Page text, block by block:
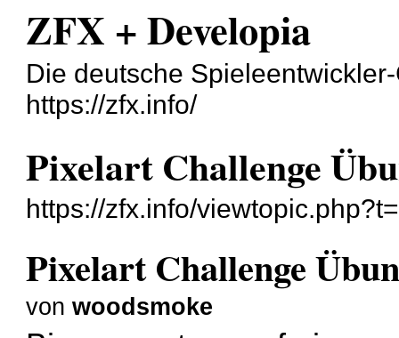
ZFX + Developia
Die deutsche
https://zfx.info/
Pixelart Challenge
https://zfx.info/
Pixelart Challenge
vonwoodsmoke